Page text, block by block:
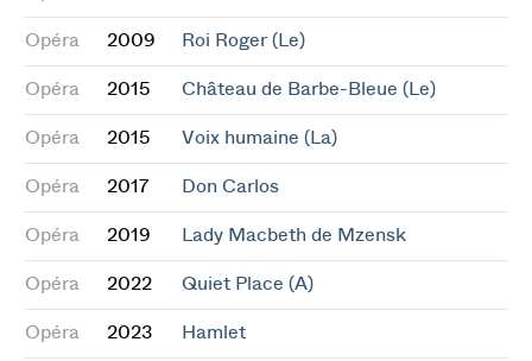
Opéra 2009 Roi Roger (Le)
Opéra 2015 Château de Barbe-Bleue (Le)
Opéra 2015 Voix humaine (La)
Opéra 2017 Don Carlos
Opéra 2019 Lady Macbeth de Mzensk
Opéra 2022 Quiet Place (A)
Opéra 2023 Hamlet